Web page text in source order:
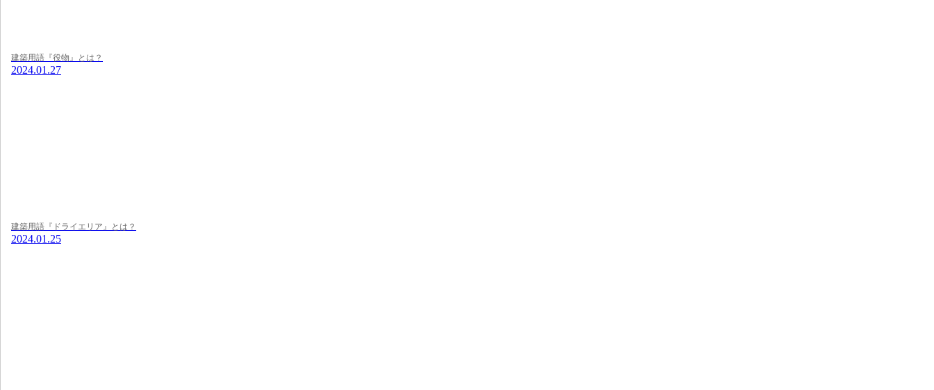
建築用語『役物』とは？
2024.01.27
建築用語『ドライエリア』とは？
2024.01.25